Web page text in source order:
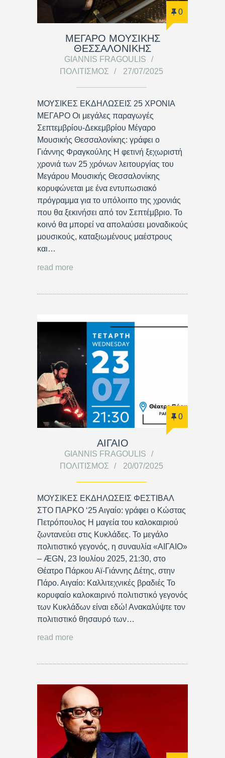
0
ΜΕΓΑΡΟ ΜΟΥΣΙΚΗΣ
ΘΕΣΣΑΛΟΝΙΚΗΣ
GIANNIS FRAGOULIS
ΠΟΛΙΤΙΣΜΌΣ
27/07/2025
ΜΟΥΣΙΚΕΣ ΕΚΔΗΛΩΣΕΙΣ 25 ΧΡΟΝΙΑ
ΜΕΓΑΡΟ Οι μεγάλες παραγωγές
Σεπτεμβρίου-Δεκεμβρίου Μέγαρο
Μουσικής Θεσσαλονίκης: γράφει ο
Γιάννης Φραγκούλης H φετινή ξεχωριστή
χρονιά των 25 χρόνων λειτουργίας του
Μεγάρου Μουσικής Θεσσαλονίκης
κορυφώνεται με ένα εντυπωσιακό
πρόγραμμα για το υπόλοιπο της χρονιάς
που θα ξεκινήσει από τον Σεπτέμβριο. Το
κοινό θα μπορεί να απολαύσει μοναδικούς
μουσικούς, καταξιωμένους μαέστρους
και…
read more
0
ΑΙΓΑΙΟ
GIANNIS FRAGOULIS
ΠΟΛΙΤΙΣΜΌΣ
20/07/2025
ΜΟΥΣΙΚΕΣ ΕΚΔΗΛΩΣΕΙΣ ΦΕΣΤΙΒΑΛ
ΣΤΟ ΠΑΡΚΟ ‘25 Αιγαίο: γράφει ο Κώστας
Πετρόπουλος Η μαγεία του καλοκαιριού
ζωντανεύει στις Κυκλάδες. Το μεγάλο
πολιτιστικό γεγονός, η συναυλία «ΑΙΓΑΙΟ»
– ÆGN, 23 Ιουλίου 2025, 21:30, στο
Θέατρο Πάρκου Αϊ-Γιάννης Δέτης, στην
Πάρο. Αιγαίο: Καλλιτεχνικές βραδιές Το
κορυφαίο καλοκαιρινό πολιτιστικό γεγονός
των Κυκλάδων είναι εδώ! Ανακαλύψτε τον
πολιτιστικό θησαυρό των…
read more